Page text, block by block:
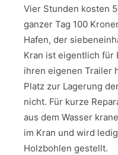
Vier Stunden kosten
ganzer Tag 100
Hafen, der
Kran ist eigentlich für
ihren eigenen Trailer
Platz zur Lagerung
nicht. Für kurze
aus dem Wasser
im Kran und wird
Holzbohlen gestellt.